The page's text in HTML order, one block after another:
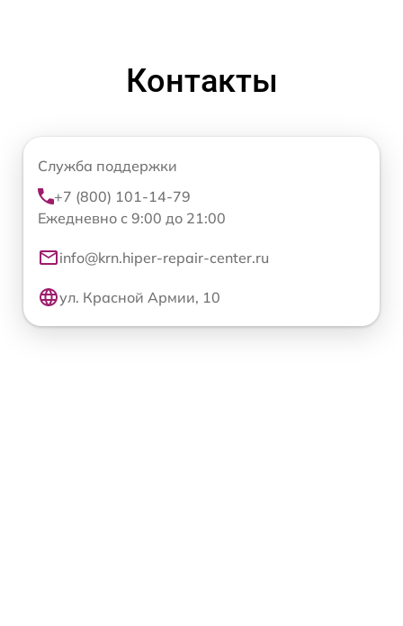
Контакты
Служба поддержки
+7 (800) 101-14-79
Ежедневно с 9:00 до 21:00
info@krn.hiper-repair-center.ru
ул. Красной Армии, 10